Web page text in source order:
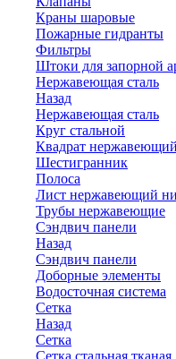
Краны шаровые
Пожарные гидранты
Фильтры
Штоки для запорной
Нержавеющая сталь
Назад
Нержавеющая сталь
Круг стальной
Квадрат нержавеющий
Шестигранник
Полоса
Лист нержавеющий
Трубы нержавеющие
Сэндвич панели
Назад
Сэндвич панели
Доборные элементы
Водосточная система
Сетка
Назад
Сетка
Сетка стальная тканая